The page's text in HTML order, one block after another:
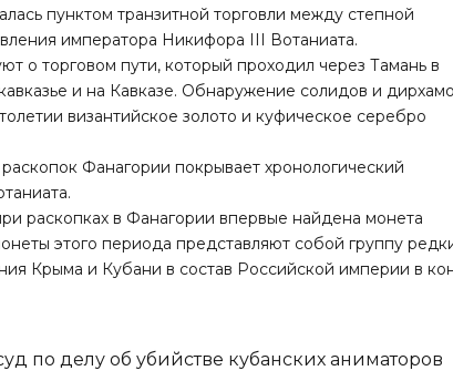
пунктом транзитной торговли между степной
императора Никифора III Вотаниата.
о торговом пути, который проходил через Тамань в
и на Кавказе. Обнаружение солидов и
византийское золото и куфическое серебро
Фанагории покрывает хронологический
раскопках в Фанагории впервые найдена монета
этого периода представляют собой группу
Крыма и Кубани в состав Российской империи в
по делу об убийстве кубанских аниматоров